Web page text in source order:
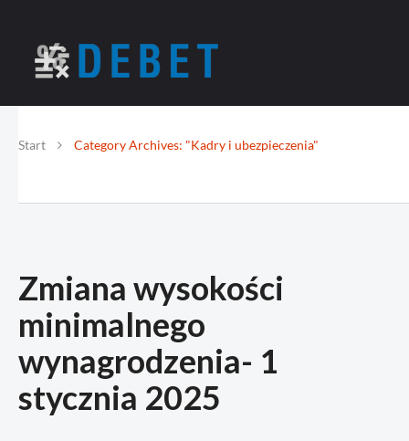
Start Category Archives: "Kadry i ubezpieczenia"
Zmiana wysokości
minimalnego
wynagrodzenia- 1
stycznia 2025